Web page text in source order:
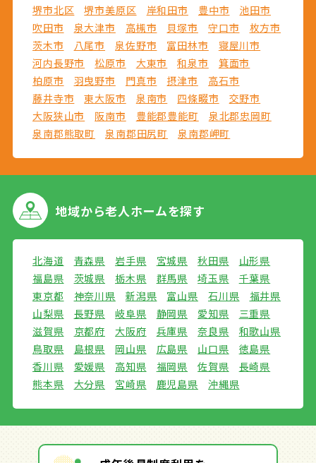
堺市北区
堺市美原区 岸和田市 豊中市
池田市
吹田市
泉大津市 高槻市 貝塚市 守口市
枚方市
茨木市
八尾市 泉佐野市 富田林市
寝屋川市
河内長野市
松原市 大東市 和泉市
箕面市
柏原市
羽曳野市 門真市 摂津市
高石市
藤井寺市
東大阪市 泉南市 四條畷市
交野市
大阪狭山市
阪南市 豊能郡豊能町
泉北郡忠岡町
泉南郡熊取町
泉南郡田尻町 泉南郡岬町
地域から老人ホームを探す
北海道 青森県 岩手県 宮城県 秋田県
山形県
福島県
茨城県 栃木県 群馬県 埼玉県
千葉県
東京都
神奈川県 新潟県 富山県 石川県
福井県
山梨県
長野県 岐阜県 静岡県 愛知県
三重県
滋賀県
京都府 大阪府 兵庫県 奈良県
和歌山県
鳥取県
島根県 岡山県 広島県 山口県
徳島県
香川県
愛媛県 高知県 福岡県 佐賀県
長崎県
熊本県
大分県 宮崎県 鹿児島県 沖縄県